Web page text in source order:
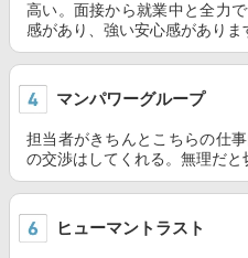
高い。面接から就業中と全力
感があり、強い安心感がありま
マンパワーグループ
担当者がきちんとこちらの仕
の交渉はしてくれる。無理だと
ヒューマントラスト